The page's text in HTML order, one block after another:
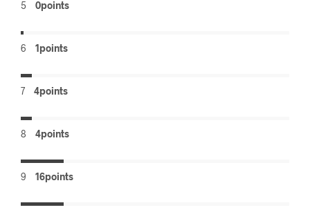
5 0points
6 1points
7 4points
8 4points
9 16points